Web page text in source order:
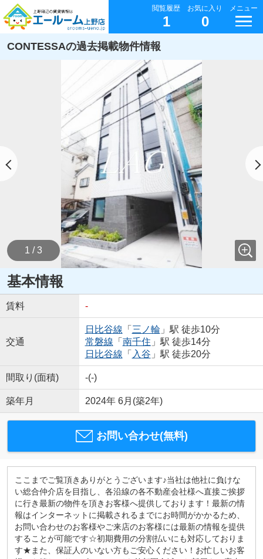
閲覧履歴
1
お気に入り
0
メニュー
CONTESSAの過去掲載物件情報
1 / 3
基本情報
賃料 -
交通
日比谷線 「 三ノ輪」駅 徒歩10分
常磐線 「 南千住 」駅 徒歩14分
日比谷線 「 入谷 」駅 徒歩20分
間取り(面積) -(-)
築年月 2024年 6月(築2年)
お問い合わせ(無料)
ここまでご覧頂きありがとうございます♪当社は他社に負けな
い総合仲介店を目指し、各沿線の各不動産会社様へ直接ご挨拶
に行き最新の物件を頂きお客様へ提供しております！最新の情
報はインターネットに掲載されるまでにお時間がかかるため、
お問い合わせのお客様やご来店のお客様には最新の情報を提供
することが可能です☆初期費用の分割払いにも対応しておりま
す★また、保証人のいない方もご安心ください！お忙しいお客